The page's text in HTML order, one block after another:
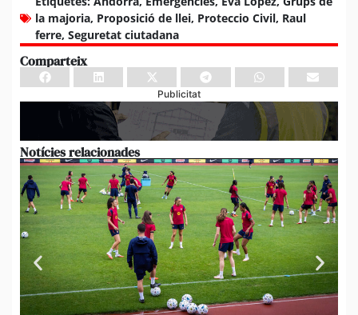
la majoria, Proposició de llei, Proteccio Civil, Raul
ferre, Seguretat ciutadana
Comparteix
Publicitat
Notícies relacionades